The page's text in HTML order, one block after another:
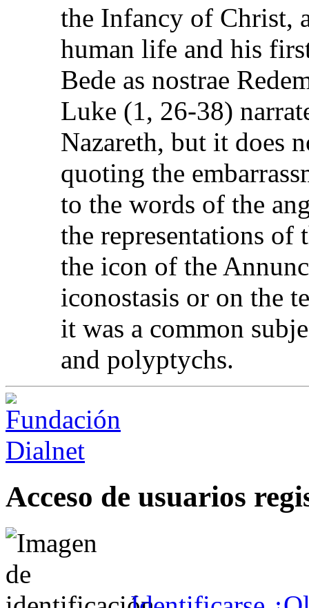
the Infancy of Christ,
human life and his
Bede as nostrae
Luke (1, 26-38)
Nazareth, but it does
quoting the
to the words of the
the representations of
the icon of the
iconostasis or on the
it was a common
and polyptychs.
Acceso de usuarios